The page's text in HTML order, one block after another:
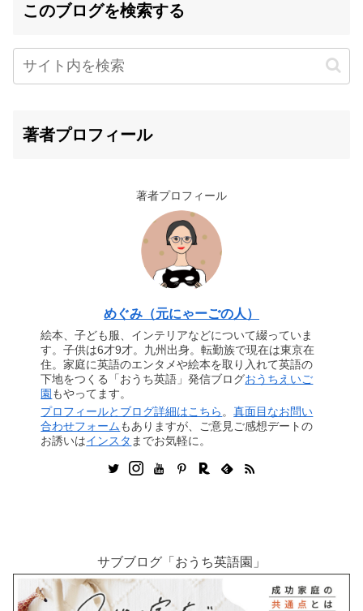
このブログを検索する
著者プロフィール
著者プロフィール
めぐみ（元にゃーごの人）
絵本、子ども服、インテリアなどについて綴っていま
す。子供は6才9才。九州出身。転勤族で現在は東京在
住。家庭に英語のエンタメや絵本を取り入れて英語の
下地をつくる「おうち英語」発信ブログおうちえいご
園 もやってます。
プロフィールとブログ詳細はこちら 。真面目なお問い
合わせフォームもありますが、ご意見ご感想デートの
お誘いはインスタ までお気軽に。
サブブログ「おうち英語園」